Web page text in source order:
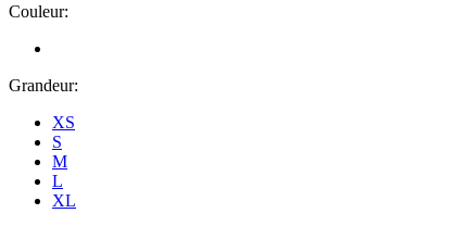
Couleur:
Grandeur:
XS
S
M
L
XL